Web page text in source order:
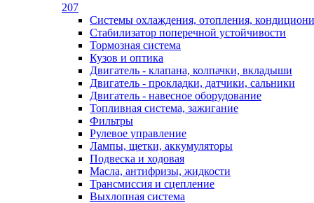
207
Системы охлаждения, отопления,
Стабилизатор поперечной устойчивости
Тормозная система
Кузов и оптика
Двигатель - клапана, колпачки, вкладыши
Двигатель - прокладки, датчики, сальники
Двигатель - навесное оборудование
Топливная система, зажигание
Фильтры
Рулевое управление
Лампы, щетки, аккумуляторы
Подвеска и ходовая
Масла, антифризы, жидкости
Трансмиссия и сцепление
Выхлопная система